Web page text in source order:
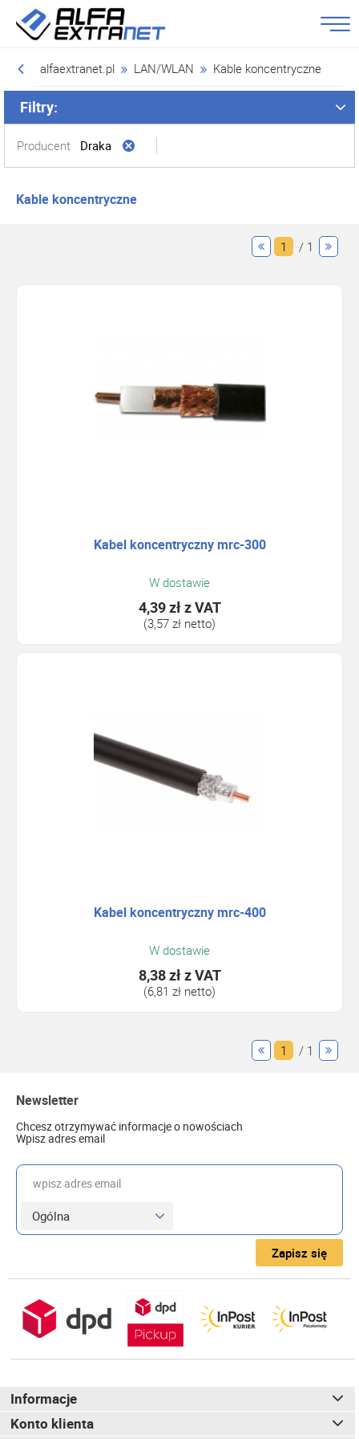
alfaextranet.pl LAN/WLAN Kable koncentryczne
Filtry:
Producent Draka
Kable koncentryczne
1 / 1
Kabel koncentryczny mrc-300
W dostawie
4,39 złz VAT
(3,57 zł netto)
Kabel koncentryczny mrc-400
W dostawie
8,38 złz VAT
(6,81 zł netto)
1 / 1
Newsletter
Chcesz otrzymywać informacje o nowościach
Wpisz adres email
wpisz adres email
Zapisz się
Informacje
Konto klienta